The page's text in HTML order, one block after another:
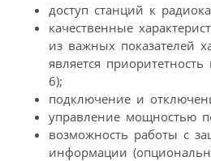
доступ станций к
качественные
из важных показателей
является приоритетность
6);
подключение и
управление мощностью
возможность работы с
информации